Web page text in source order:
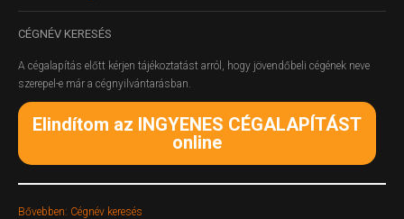
CÉGNÉV KERESÉS
A cégalapítás előtt kérjen tájékoztatást arról, hogy jövendőbeli cégének neve
szerepel-e már a cégnyilvántarásban.
Elindítom az INGYENES CÉGALAPÍTÁST
online
Bővebben: Cégnév keresés